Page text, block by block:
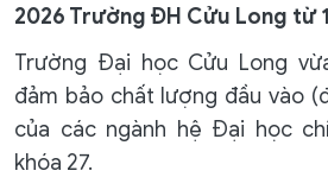
2026 Trường ĐH Cửu Long từ
Trường Đại học Cửu Long
đảm bảo chất lượng đầu vào
của các ngành hệ Đại học
khóa 27.